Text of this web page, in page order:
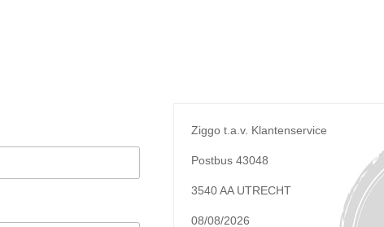
Ziggo t.a.v. Klantenservice
Postbus 43048
3540 AA UTRECHT
08/08/2026